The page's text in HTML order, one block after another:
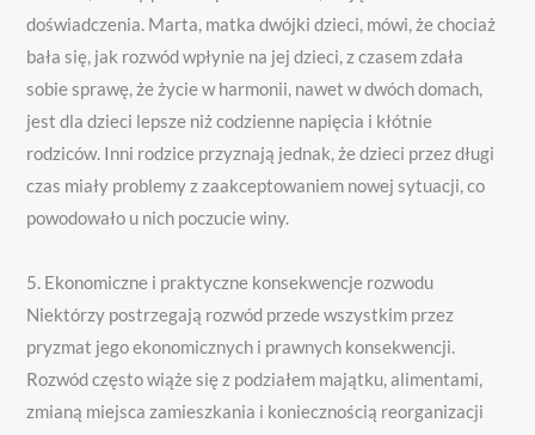
doświadczenia. Marta, matka dwójki dzieci, mówi, że chociaż
bała się, jak rozwód wpłynie na jej dzieci, z czasem zdała
sobie sprawę, że życie w harmonii, nawet w dwóch domach,
jest dla dzieci lepsze niż codzienne napięcia i kłótnie
rodziców. Inni rodzice przyznają jednak, że dzieci przez długi
czas miały problemy z zaakceptowaniem nowej sytuacji, co
powodowało u nich poczucie winy.
5. Ekonomiczne i praktyczne konsekwencje rozwodu
Niektórzy postrzegają rozwód przede wszystkim przez
pryzmat jego ekonomicznych i prawnych konsekwencji.
Rozwód często wiąże się z podziałem majątku, alimentami,
zmianą miejsca zamieszkania i koniecznością reorganizacji